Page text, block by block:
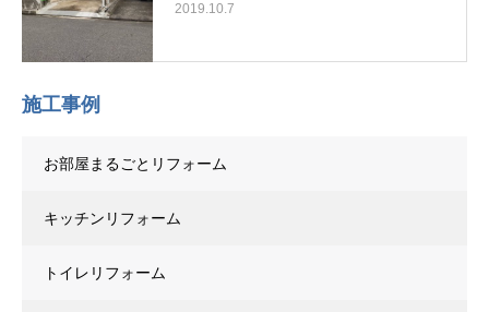
2019.10.7
施工事例
お部屋まるごとリフォーム
キッチンリフォーム
トイレリフォーム